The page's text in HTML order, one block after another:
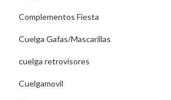
Complementos Fiesta
Cuelga Gafas/Mascarillas
cuelga retrovisores
Cuelgamovil